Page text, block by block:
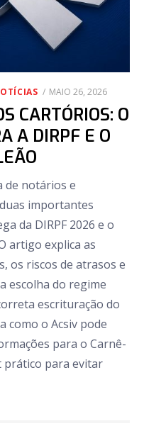
POSTED
MAIO 26, 2026
CARTÓRIOS: O
A DIRPF E O
de notários e
importantes
da DIRPF 2026 e o
artigo explica as
os riscos de atrasos e
escolha do regime
escrituração do
como o Acsiv pode
para o Carnê-
prático para evitar